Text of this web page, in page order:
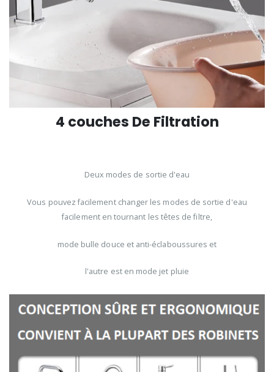
4 couches De Filtration
Deux modes de sortie d'eau
Vous pouvez facilement changer les modes de sortie d'eau
facilement en tournant les têtes de filtre,
mode bulle douce et anti-éclaboussures et
l'autre est en mode jet pluie